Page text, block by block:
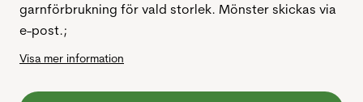
garnförbrukning för vald storlek. Mönster skickas via
e-post.;
Visa mer information